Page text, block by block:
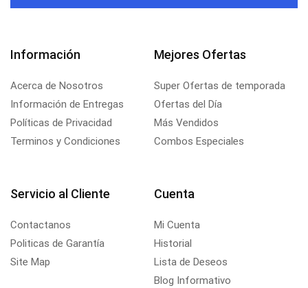
Información
Acerca de Nosotros
Información de Entregas
Políticas de Privacidad
Terminos y Condiciones
Mejores Ofertas
Super Ofertas de temporada
Ofertas del Día
Más Vendidos
Combos Especiales
Servicio al Cliente
Contactanos
Politicas de Garantía
Site Map
Cuenta
Mi Cuenta
Historial
Lista de Deseos
Blog Informativo